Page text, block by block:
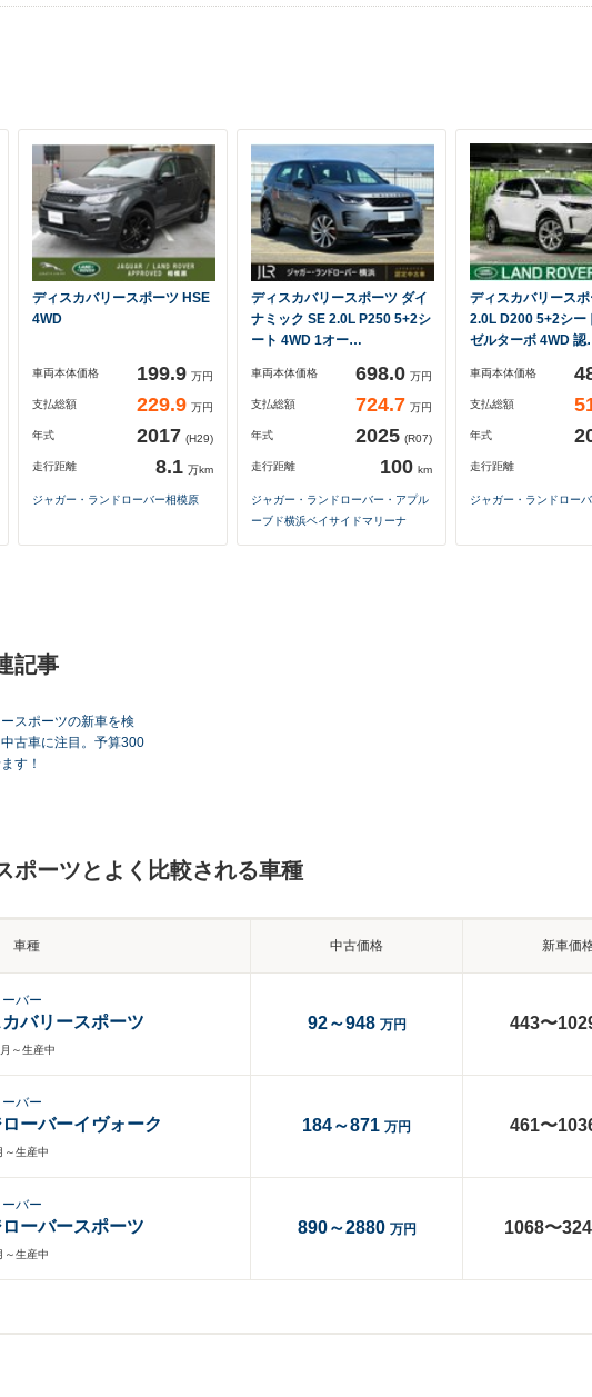
ディスカバリースポーツ HSE
4WD
車両本体価格 199.9 万円
支払総額 229.9 万円
年式 2017 (H29)
走行距離 8.1 万km
ジャガー・ランドローバー相模原
ディスカバリースポーツ ダイ
ナミック SE 2.0L P250 5+2シ
ート 4WD 1オー…
車両本体価格 698.0 万円
支払総額 724.7 万円
年式 2025 (R07)
走行距離 100 km
ジャガー・ランドローバー・アプル
ーブド横浜ベイサイドマリーナ
ディスカバリース
2.0L D200 5+2シー
ゼルターボ 4WD
車両本体価格
支払総額
年式
走行距離
ジャガー・ランドロー
記事
スポーツの新車を検
古車に注目。予算300
す！
ポーツとよく比較される車種
車種 中古価格 新車価
バー
バリースポーツ
～生産中
92～948 万円 443〜
バー
ーバーイヴォーク
～生産中
184～871 万円 461〜
バー
ーバースポーツ
～生産中
890～2880 万円 1068〜